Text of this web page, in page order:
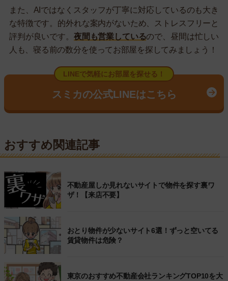
また、AIではなくスタッフが丁寧に対応しているのも大き
な特徴です。的外れな案内がないため、ストレスフリーと
評判が良いです。 夜間も営業しているので、昼間は忙しい
人も、寝る前の数分を使ってお部屋を探してみましょう！
LINEで気軽にお部屋を探せる！
スミカの公式LINEはこちら
おすすめ関連記事
不動産屋しか見れないサイトで物件を探す裏ワ
ザ！【来店不要】
おとり物件が少ないサイト6選！ずっと空いてる
賃貸物件は危険？
東京のおすすめ不動産会社ランキングTOP10を大